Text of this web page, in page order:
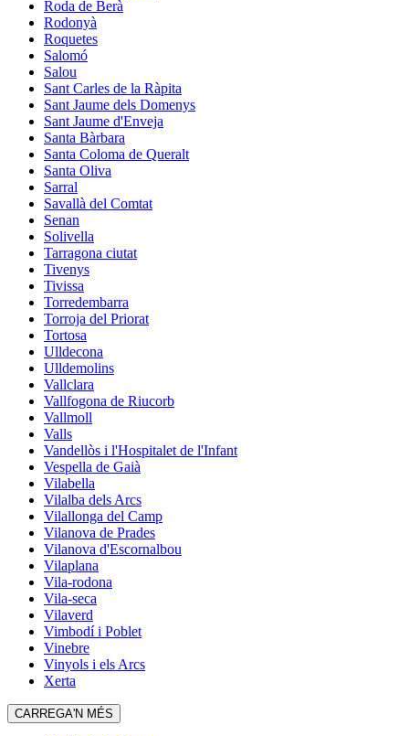
Roda de Berà
Rodonyà
Roquetes
Salomó
Salou
Sant Carles de la Ràpita
Sant Jaume dels Domenys
Sant Jaume d'Enveja
Santa Bàrbara
Santa Coloma de Queralt
Santa Oliva
Sarral
Savallà del Comtat
Senan
Solivella
Tarragona ciutat
Tivenys
Tivissa
Torredembarra
Torroja del Priorat
Tortosa
Ulldecona
Ulldemolins
Vallclara
Vallfogona de Riucorb
Vallmoll
Valls
Vandellòs i l'Hospitalet de l'Infant
Vespella de Gaià
Vilabella
Vilalba dels Arcs
Vilallonga del Camp
Vilanova de Prades
Vilanova d'Escornalbou
Vilaplana
Vila-rodona
Vila-seca
Vilaverd
Vimbodí i Poblet
Vinebre
Vinyols i els Arcs
Xerta
CARREGA'N MÉS